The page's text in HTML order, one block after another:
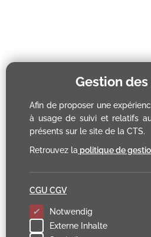
Gestion
Afin de proposer une
à usage de suivi et relatifs
présents sur le site de la CTS.
Retrouvez la politique de
Notwendig
Externe Inhalte
CGU CGV